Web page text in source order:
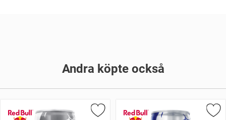
Andra köpte också